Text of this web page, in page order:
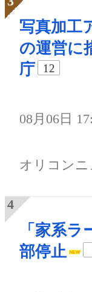
写真加工
の運営に
庁
12
08月06日
オリコンニ
「家系
部停止